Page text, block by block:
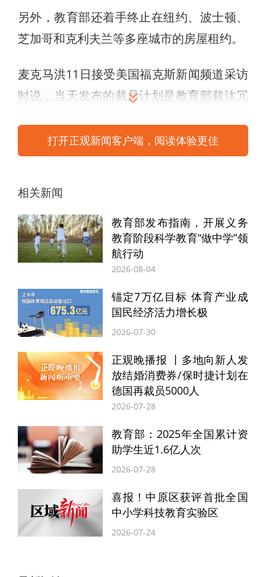
另外，教育部还着手终止在纽约、波士顿、
芝加哥和克利夫兰等多座城市的房屋租约。
麦克马洪11日接受美国福克斯新闻频道采访
时说，当天发布的裁员计划是教育部裁汰冗
指向撤销整个部门时，麦克马洪回答“是
的”。
她3日出任教育部长当天在致员工的备忘录
中“吹风”道，教育部将开展“大规模裁员”，
“终极任务”是裁汰冗员、将职权转移至各
州。
综合美教育部官方网站和媒体报道信息，教
育部1979年由国会建立，是联邦政府中规模
最小的内阁级机构之一，其总部和地区办公
机构分别有3100名和1100名员工。事实上，
联邦政府在美国教育领域作用有限，美国小
学和初中接收的资金中仅13%来自联邦资
金，其余部分来自各级地方政府。
综合多家外电说法，总统唐纳德·特朗普不认
育部是“大骗局”，表示希望“立即”关掉教育
部。
打开正观新闻客户端，阅读体验更佳
相关新闻
教育部发布指南，开展义务
教育阶段科学教育“做中学”领
航行动
2026-08-04
锚定7万亿目标 体育产业成
国民经济活力增长极
2026-07-30
正观晚播报 丨多地向新人发
放结婚消费券/保时捷计划在
德国再裁员5000人
2026-07-28
教育部：2025年全国累计资
助学生近1.6亿人次
2026-07-28
喜报！中原区获评首批全国
中小学科技教育实验区
2026-07-24